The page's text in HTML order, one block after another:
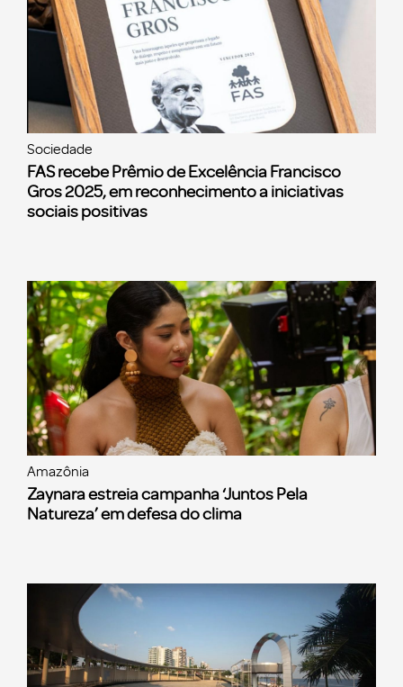
Sociedade
FAS recebe Prêmio de Excelência Francisco
Gros 2025, em reconhecimento a iniciativas
sociais positivas
Amazônia
Zaynara estreia campanha ‘Juntos Pela
Natureza’ em defesa do clima